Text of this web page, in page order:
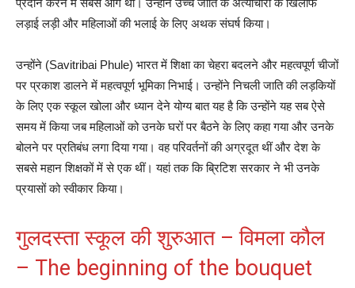
लड़ाई लड़ी और महिलाओं की भलाई के लिए अथक संघर्ष किया।
उन्होंने (Savitribai Phule) भारत में शिक्षा का चेहरा बदलने और महत्वपूर्ण चीजों
पर प्रकाश डालने में महत्वपूर्ण भूमिका निभाई। उन्होंने निचली जाति की लड़कियों
के लिए एक स्कूल खोला और ध्यान देने योग्य बात यह है कि उन्होंने यह सब ऐसे
समय में किया जब महिलाओं को उनके घरों पर बैठने के लिए कहा गया और उनके
बोलने पर प्रतिबंध लगा दिया गया। वह परिवर्तनों की अग्रदूत थीं और देश के
सबसे महान शिक्षकों में से एक थीं। यहां तक ​​कि ब्रिटिश सरकार ने भी उनके
प्रयासों को स्वीकार किया।
गुलदस्ता स्कूल की शुरुआत – विमला कौल
– The beginning of the bouquet